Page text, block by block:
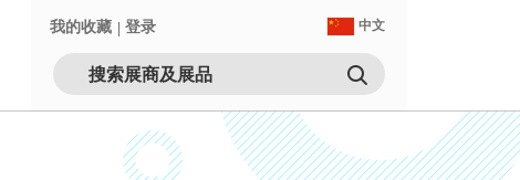
我的收藏 登录 中文